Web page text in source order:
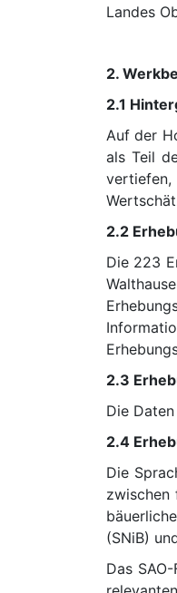
Landes
2.
2.1
Auf der
als Teil
2.2
Die 223
2.3
Die
2.4
Die
zwischen
(SNiB)
Das